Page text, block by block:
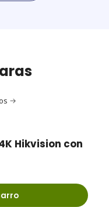
Hikvision con